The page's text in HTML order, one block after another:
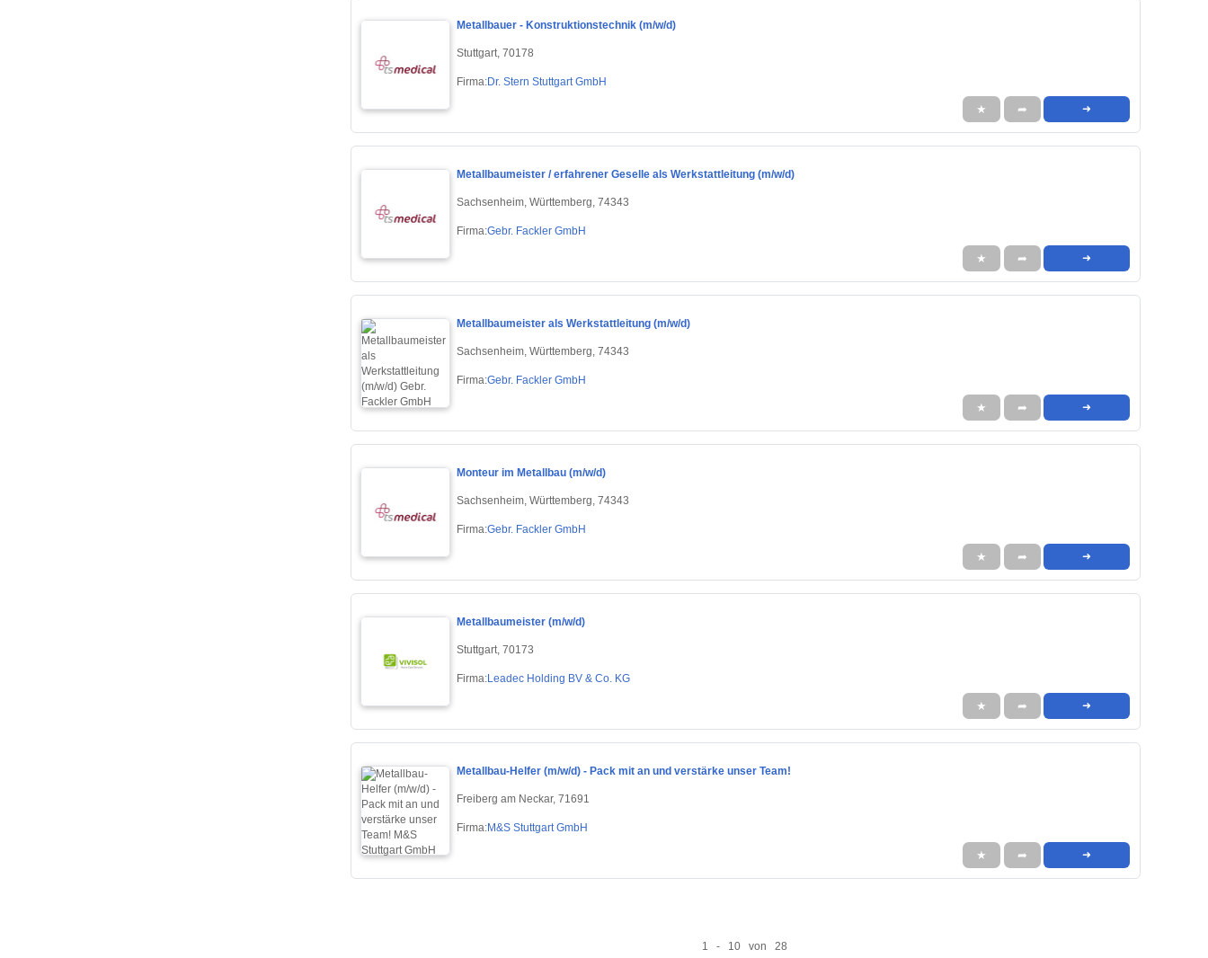
Metallbauer - Konstruktionstechnik (m/w/d)
Stuttgart, 70178
Firma:Dr. Stern Stuttgart GmbH
★ ➦ ➜
Metallbaumeister / erfahrener Geselle als Werkstattleitung (m/w/d)
Sachsenheim, Württemberg, 74343
Firma:Gebr. Fackler GmbH
★ ➦ ➜
Metallbaumeister als Werkstattleitung (m/w/d)
Sachsenheim, Württemberg, 74343
Firma:Gebr. Fackler GmbH
★ ➦ ➜
Monteur im Metallbau (m/w/d)
Sachsenheim, Württemberg, 74343
Firma:Gebr. Fackler GmbH
★ ➦ ➜
Metallbaumeister (m/w/d)
Stuttgart, 70173
Firma:Leadec Holding BV & Co. KG
★ ➦ ➜
Metallbau-Helfer (m/w/d) - Pack mit an und verstärke unser Team!
Freiberg am Neckar, 71691
Firma:M&S Stuttgart GmbH
★ ➦ ➜
1 - 10 von 28